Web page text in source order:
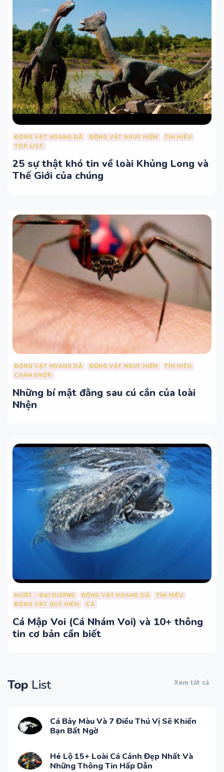
ĐỘNG VẬT HOANG DÃ ĐỘNG VẬT NGUY HIỂM
TÌM HIỂU
TOP LIST
25 sự thật khó tin về loài Khủng Long và
Thế Giới của chúng
ĐỘNG VẬT HOANG DÃ ĐỘNG VẬT NGUY HIỂM
TÌM HIỂU
CHÂN KHỚP
Những bí mật đằng sau cú cắn của loài
Nhện
NƯỚC - ĐẠI DƯƠNG ĐỘNG VẬT HOANG DÃ
TÌM HIỂU
ĐỘNG VẬT QUÝ HIẾM
CÁ
Cá Mập Voi (Cá Nhám Voi) và 10+ thông
tin cơ bản cần biết
Top List Xem tất cả
Cá Bảy Màu Và 7 Điều Thú Vị Sẽ Khiến
Bạn Bất Ngờ
Hé Lộ 15+ Loài Cá Cảnh Đẹp Nhất Và
Những Thông Tin Hấp Dẫn